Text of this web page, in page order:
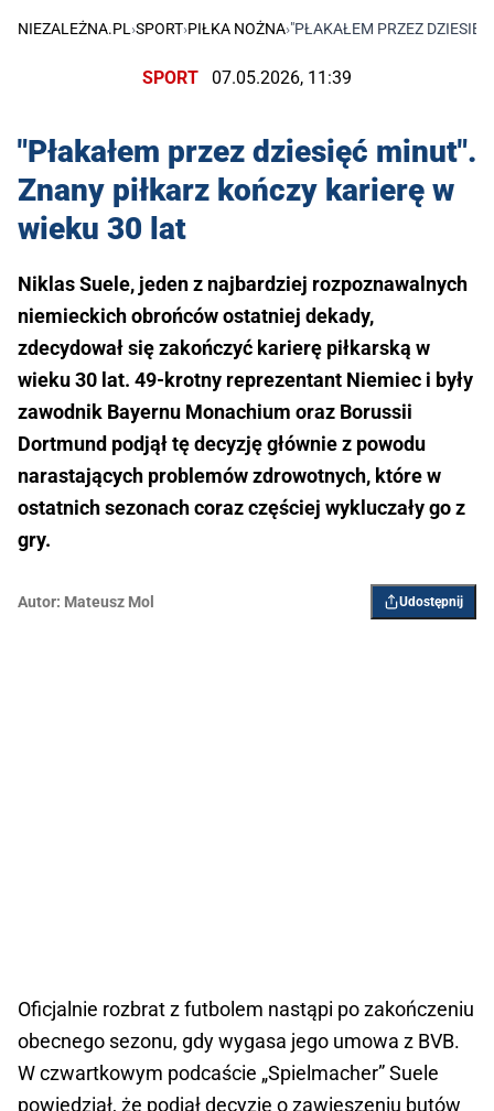
NIEZALEŻNA.PL ›SPORT›PIŁKA NOŻNA›"PŁAKAŁEM PRZEZ
SPORT 07.05.2026, 11:39
"Płakałem przez dziesięć minut".
Znany piłkarz kończy karierę w
wieku 30 lat
Niklas Suele, jeden z najbardziej rozpoznawalnych
niemieckich obrońców ostatniej dekady,
zdecydował się zakończyć karierę piłkarską w
wieku 30 lat. 49-krotny reprezentant Niemiec i były
zawodnik Bayernu Monachium oraz Borussii
Dortmund podjął tę decyzję głównie z powodu
narastających problemów zdrowotnych, które w
ostatnich sezonach coraz częściej wykluczały go z
gry.
Autor: Mateusz Mol Udostępnij
Oficjalnie rozbrat z futbolem nastąpi po zakończeniu
obecnego sezonu, gdy wygasa jego umowa z BVB.
W czwartkowym podcaście „Spielmacher” Suele
powiedział, że podjął decyzję o zawieszeniu butów